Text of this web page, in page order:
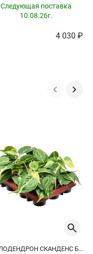
Следующая поставка
10.08.26г.
4 030 ₽
ФИЛОДЕНДРОН СКАНДЕНС БРАЗИЛ